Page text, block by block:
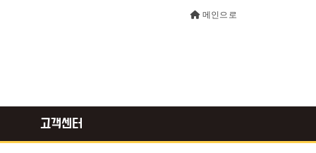
메인으로
고객센터